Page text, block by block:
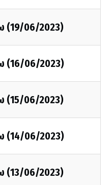
(19/06/2023)
(16/06/2023)
(15/06/2023)
(14/06/2023)
(13/06/2023)